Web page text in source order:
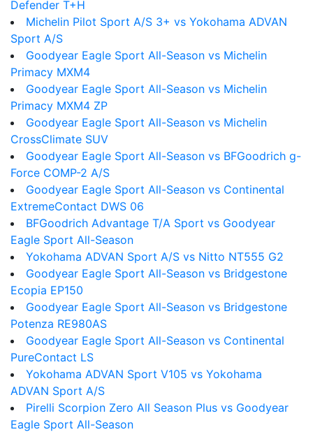
Defender T+H
Michelin Pilot Sport A/S 3+ vs Yokohama ADVAN
Sport A/S
Goodyear Eagle Sport All-Season vs Michelin
Primacy MXM4
Goodyear Eagle Sport All-Season vs Michelin
Primacy MXM4 ZP
Goodyear Eagle Sport All-Season vs Michelin
CrossClimate SUV
Goodyear Eagle Sport All-Season vs BFGoodrich g-
Force COMP-2 A/S
Goodyear Eagle Sport All-Season vs Continental
ExtremeContact DWS 06
BFGoodrich Advantage T/A Sport vs Goodyear
Eagle Sport All-Season
Yokohama ADVAN Sport A/S vs Nitto NT555 G2
Goodyear Eagle Sport All-Season vs Bridgestone
Ecopia EP150
Goodyear Eagle Sport All-Season vs Bridgestone
Potenza RE980AS
Goodyear Eagle Sport All-Season vs Continental
PureContact LS
Yokohama ADVAN Sport V105 vs Yokohama
ADVAN Sport A/S
Pirelli Scorpion Zero All Season Plus vs Goodyear
Eagle Sport All-Season